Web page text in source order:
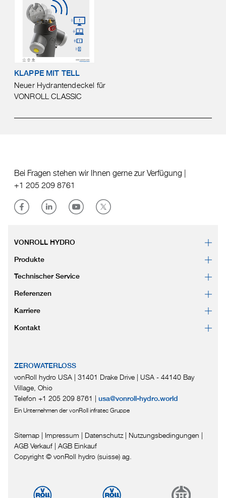
KLAPPE MIT TELL
Neuer Hydrantendeckel für
VONROLL CLASSIC
Bei Fragen stehen wir Ihnen gerne zur Verfügung |
+1 205 209 8761
VONROLL HYDRO
Produkte
Technischer Service
Referenzen
Karriere
Kontakt
ZEROWATERLOSS
vonRoll hydro USA | 31401 Drake Drive | USA - 44140 Bay
Village, Ohio
Telefon +1 205 209 8761 | usa@vonroll-hydro.world
Ein Unternehmen der vonRoll infratec Gruppe
Sitemap | Impressum | Datenschutz | Nutzungsbedingungen |
AGB Verkauf | AGB Einkauf
Copyright © vonRoll hydro (suisse) ag.